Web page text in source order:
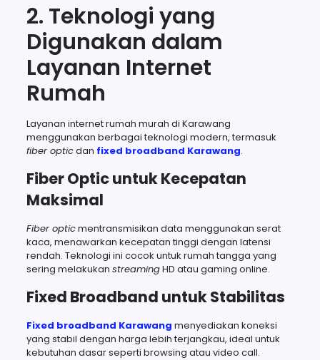
2. Teknologi yang
Digunakan dalam
Layanan Internet
Rumah
Layanan internet rumah murah di Karawang
menggunakan berbagai teknologi modern, termasuk
fiber opticdan fixed broadband Karawang.
Fiber Optic untuk Kecepatan
Maksimal
Fiber opticmentransmisikan data menggunakan serat
kaca, menawarkan kecepatan tinggi dengan latensi
rendah. Teknologi ini cocok untuk rumah tangga yang
sering melakukan streamingHD atau gaming online.
Fixed Broadband untuk Stabilitas
Fixed broadband Karawang menyediakan koneksi
yang stabil dengan harga lebih terjangkau, ideal untuk
kebutuhan dasar seperti browsing atau video call.